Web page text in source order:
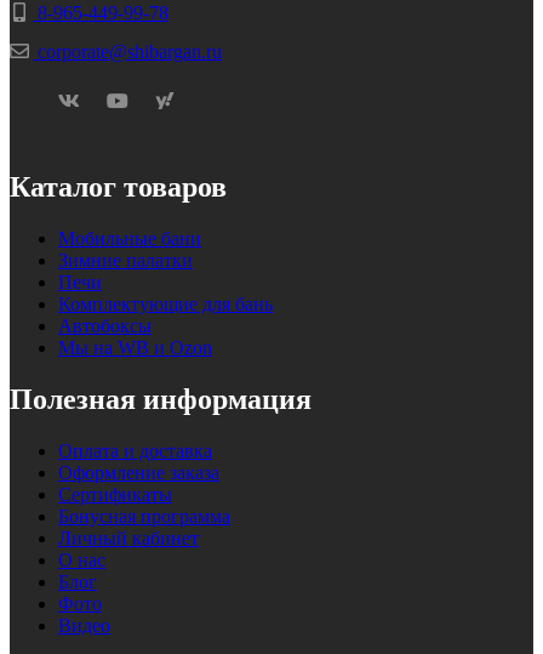
8-965-449-99-78
corporate@shibargan.ru
Каталог товаров
Мобильные бани
Зимние палатки
Печи
Комплектующие для бань
Автобоксы
Мы на WB и Ozon
Полезная информация
Оплата и доставка
Оформление заказа
Сертификаты
Бонусная программа
Личный кабинет
О нас
Блог
Фото
Видео